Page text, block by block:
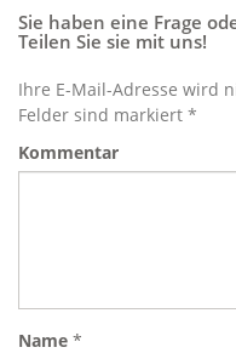
Sie haben eine Frage
Teilen Sie sie mit uns!
Ihre E-Mail-Adresse wird
Felder sind markiert *
Kommentar
Name *